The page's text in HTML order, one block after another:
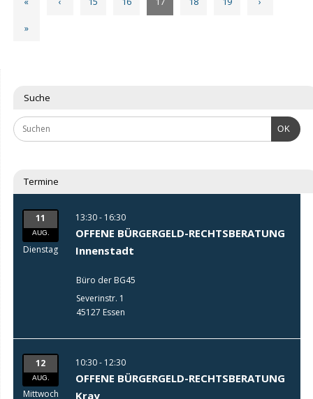
»
Suche
OK
Termine
11
AUG.
Dienstag
13:30 - 16:30
OFFENE BÜRGERGELD-RECHTSBERATUNG
Innenstadt
Büro der BG45
Severinstr. 1
45127 Essen
12
AUG.
Mittwoch
10:30 - 12:30
OFFENE BÜRGERGELD-RECHTSBERATUNG
Kray